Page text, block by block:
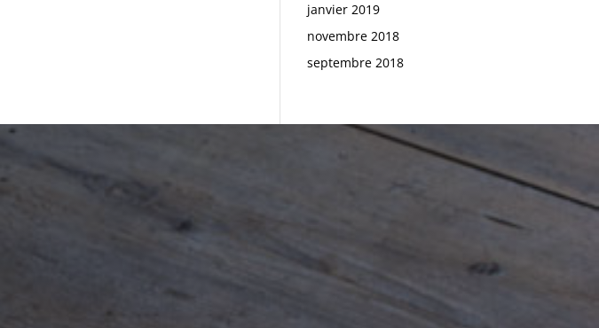
janvier 2019
novembre 2018
septembre 2018